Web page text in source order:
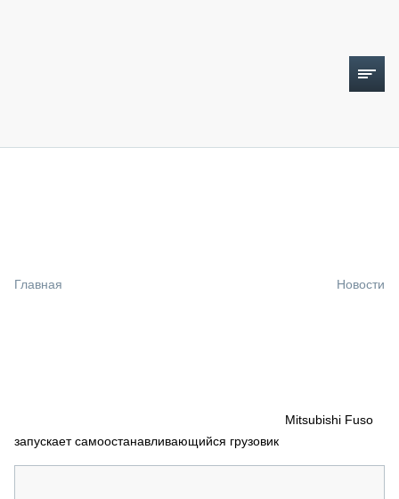
СПЕЦПРОЕКТЫ
Главная Новости
Mitsubishi Fuso
запускает самоостанавливающийся грузовик